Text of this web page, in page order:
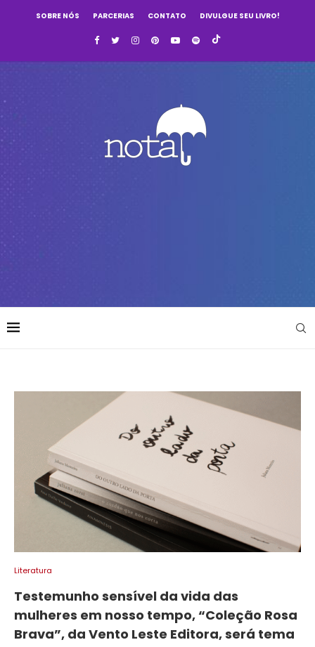
SOBRE NÓS PARCERIAS CONTATO DIVULGUE SEU LIVRO!
Literatura
Testemunho sensível da vida das
mulheres em nosso tempo, “Coleção Rosa
Brava”, da Vento Leste Editora, será tema